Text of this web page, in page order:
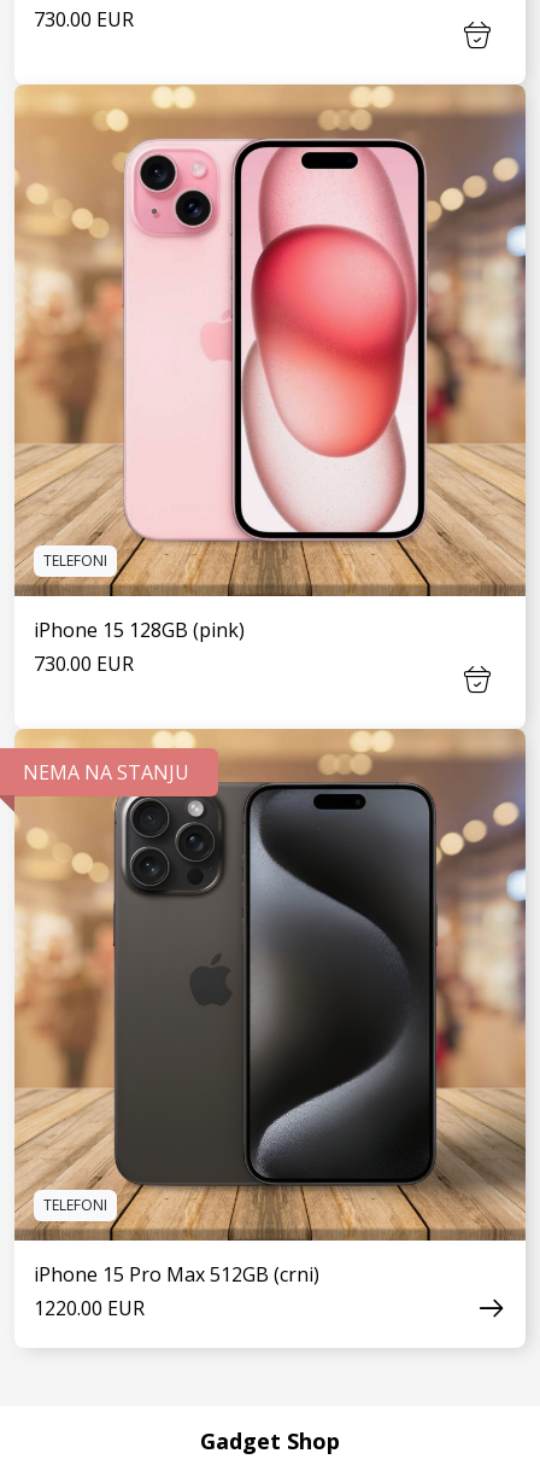
VIDI JOŠ
730.00 EUR
VIDI JOŠ
TELEFONI
iPhone 15 128GB (pink)
730.00 EUR
NEMA NA STANJU
TELEFONI
iPhone 15 Pro Max 512GB (crni)
1220.00 EUR
Gadget Shop